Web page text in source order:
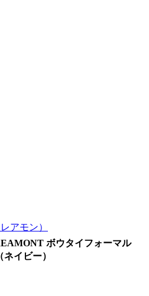
アモン）
ボウタイフォーマル
イビー）